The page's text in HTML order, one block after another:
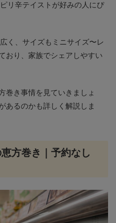
リ辛テイストが好みの人にぴ
く、サイズもミニサイズ〜レ
おり、家族でシェアしやすい
巻き事情を見ていきましょ
あるのかも詳しく解説しま
方巻き｜予約なし